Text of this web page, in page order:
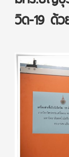
วิด-19 ด้ว